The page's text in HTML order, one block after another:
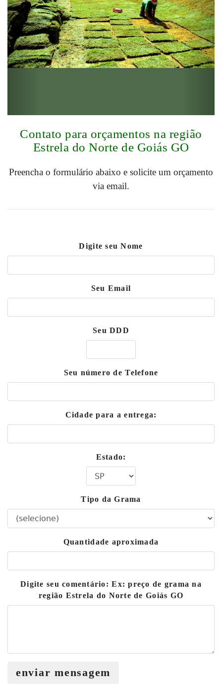
Contato para orçamentos na região
Estrela do Norte de Goiás GO
Preencha o formulário abaixo e solicite um orçamento
via email.
Digite seu Nome
Seu Email
Seu DDD
Seu número de Telefone
Cidade para a entrega:
Estado:
Tipo da Grama
Quantidade aproximada
Digite seu comentário: Ex: preço de grama na
região Estrela do Norte de Goiás GO
enviar mensagem